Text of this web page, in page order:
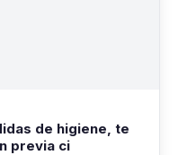
de higiene, te
previa ci